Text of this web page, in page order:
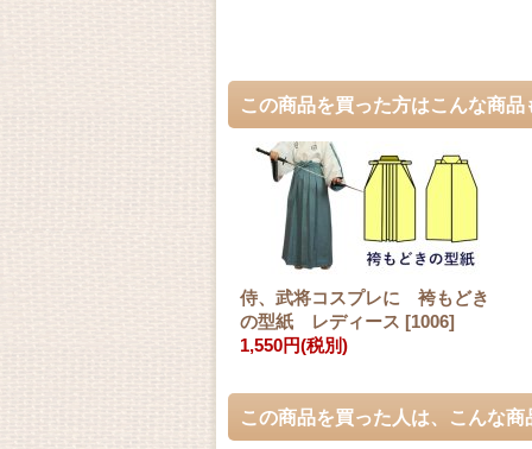
この商品を買った方はこんな商
侍、武将コスプレに 袴もどき
の型紙 レディース [1006]
1,550円(税別)
この商品を買った人は、こんな